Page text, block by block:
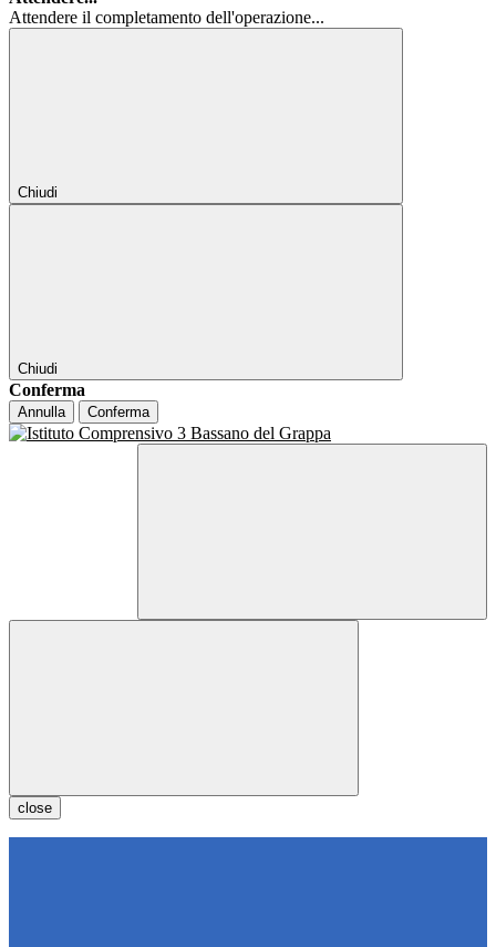
Attendere il completamento dell'operazione...
Chiudi
Chiudi
Conferma
Annulla Conferma
close